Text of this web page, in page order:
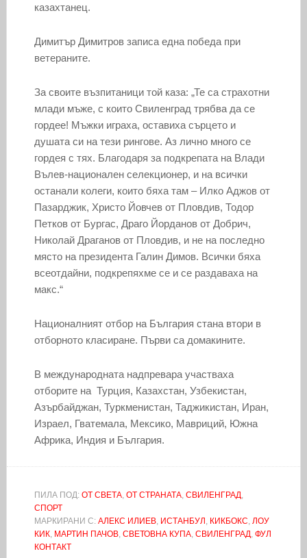
казахтанец.
Димитър Димитров записа една победа при
ветераните.
За своите възпитаници той каза: „Те са страхотни
млади мъже, с които Свиленград трябва да се
гордее! Мъжки играха, оставиха сърцето и
душата си на тези рингове. Аз лично много се
гордея с тях. Благодаря за подкрепата на Влади
Вълев-национален селекционер, и на всички
останали колеги, които бяха там – Илко Аджов от
Пазарджик, Христо Йовчев от Пловдив, Тодор
Петков от Бургас, Драго Йорданов от Добрич,
Николай Драганов от Пловдив, и не на последно
място на президента Галин Димов. Всички бяха
всеотдайни, подкрепяхме се и се раздаваха на
макс.“
Националният отбор на България стана втори в
отборното класиране. Първи са домакините.
В международната надпревара участваха
отборите на Турция, Казахстан, Узбекистан,
Азърбайджан, Туркменистан, Таджикистан, Иран,
Израел, Гватемала, Мексико, Мавриций, Южна
Африка, Индия и България.
ПИЛА ПОД: ОТ СВЕТА, ОТ СТРАНАТА, СВИЛЕНГРАД
СПОРТ
МАРКИРАНИ С: АЛЕКС ИЛИЕВ, ИСТАНБУЛ КИКБОКС ЛОУ
КИК, МАРТИН ПАЧОВ, СВЕТОВНА КУПА, СВИЛЕНГРАД ФУЛ
КОНТАКТ